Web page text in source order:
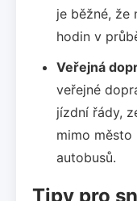
je běžné, že
hodin v
Veřejná
veřejné
jízdní řády,
mimo
autobusů.
Tipy pro